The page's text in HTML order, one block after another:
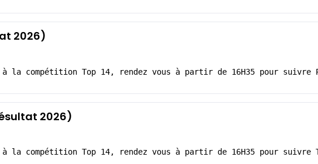
2026)
à la compétition Top 14, rendez vous à partir de 16H35 pour suivre
2026)
à la compétition Top 14, rendez vous à partir de 16H35 pour suivre